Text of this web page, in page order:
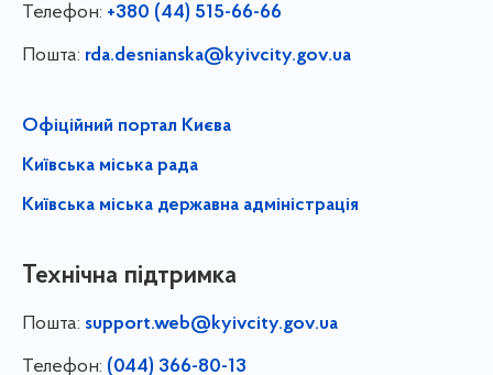
Телефон: +380 (44) 515-66-66
Пошта: rda.desnianska@kyivcity.gov.ua
Офіційний портал Києва
Київська міська рада
Київська міська державна адміністрація
Технічна підтримка
Пошта: support.web@kyivcity.gov.ua
Телефон: (044) 366-80-13